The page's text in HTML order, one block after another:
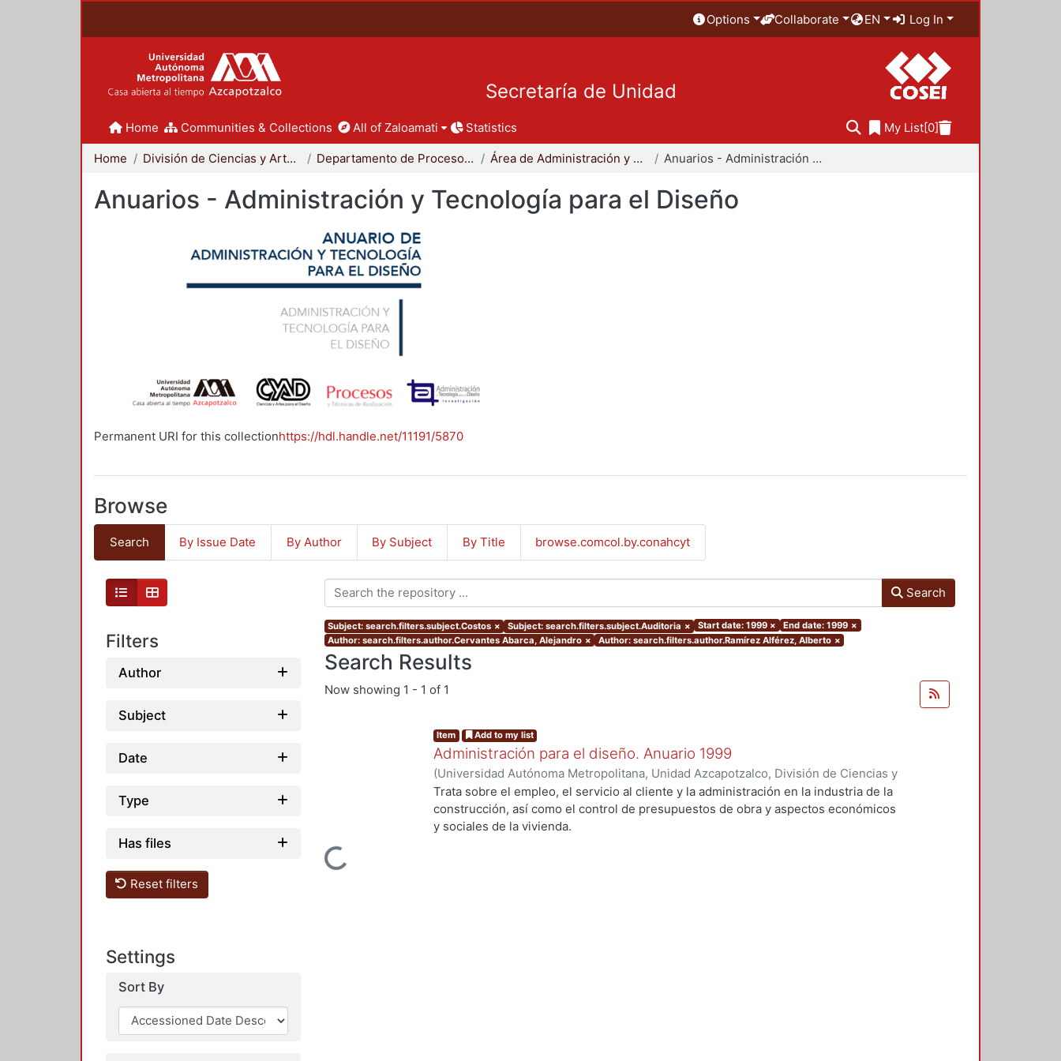
Options Collaborate EN Log In
Secretaría de Unidad
Home Communities & Collections All of Zaloamati Statistics My List[0]
Home División de Ciencias y Artes para el Diseño Departamento de Procesos y Técnicas de Realización Área de Administración y Tecnología para el Diseño Anuarios - Administración y Tecnología para el Diseño
Anuarios - Administración y Tecnología para el Diseño
Permanent URI for this collectionhttps://hdl.handle.net/11191/5870
Browse
Search By Issue Date By Author By Subject By Title browse.comcol.by.conahcyt
Filters
Author
Subject
Date
Type
Has files
Reset filters
Settings
Sort By
Search
Subject: search.filters.subject.Costos × Subject: search.filters.subject.Auditoria × Start date: 1999 × End date: 1999 ×
Author: search.filters.author.Cervantes Abarca, Alejandro × Author: search.filters.author.Ramírez Alférez, Alberto ×
Search Results
Now showing 1 - 1 of 1
Loading...
Item Add to my list
Administración para el diseño. Anuario 1999
(Universidad Autónoma Metropolitana, Unidad Azcapotzalco, División de Ciencias y
Artes para el Diseño, Departamento de Procesos y Técnicas de Realización,1999)
Poó Rubio, Aurora;Cervantes Abarca, Alejandro;Vilchis Salazar, Rubén;Carpio
Utrilla, César Jorge;Rodríguez Martínez, Jorge
Trata sobre el empleo, el servicio al cliente y la administración en la industria de la
construcción, así como el control de presupuestos de obra y aspectos económicos
y sociales de la vivienda.